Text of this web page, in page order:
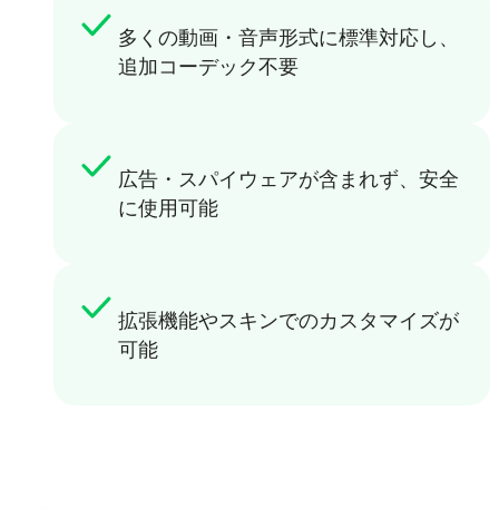
多くの動画・音声形式に標準対応し、
追加コーデック不要
広告・スパイウェアが含まれず、安全
に使用可能
拡張機能やスキンでのカスタマイズが
可能